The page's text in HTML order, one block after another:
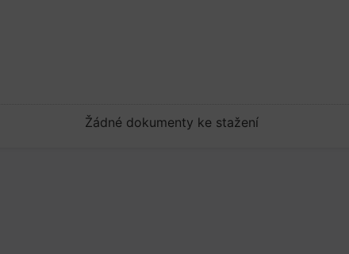
Žádné dokumenty ke stažení